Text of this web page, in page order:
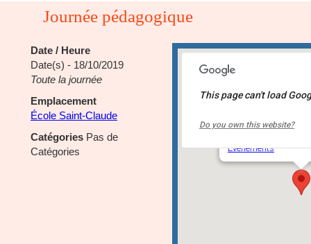
Journée pédagogique
École Saint-
Événements
This page can't load
Do you own this website?
Date / Heure
Date(s) - 18/10/2019
Toute la journée
Emplacement
École Saint-Claude
Catégories Pas de
Catégories